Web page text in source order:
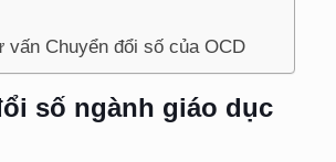
vấn Chuyển đổi số của OCD
số ngành giáo dục